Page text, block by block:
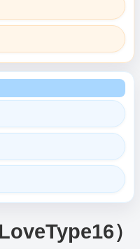
）